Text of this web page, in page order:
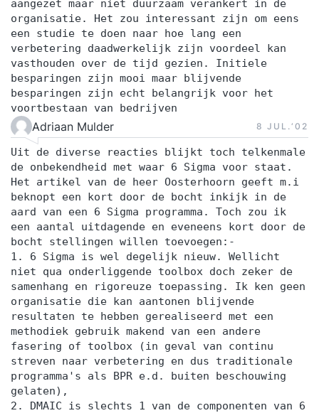
aangezet maar niet duurzaam verankert in de
organisatie. Het zou interessant zijn om eens
een studie te doen naar hoe lang een
verbetering daadwerkelijk zijn voordeel kan
vasthouden over de tijd gezien. Initiele
besparingen zijn mooi maar blijvende
besparingen zijn echt belangrijk voor het
voortbestaan van bedrijven
Adriaan Mulder 8 JUL.‘02
Uit de diverse reacties blijkt toch telkenmale
de onbekendheid met waar 6 Sigma voor staat.
Het artikel van de heer Oosterhoorn geeft m.i
beknopt een kort door de bocht inkijk in de
aard van een 6 Sigma programma. Toch zou ik
een aantal uitdagende en eveneens kort door de
bocht stellingen willen toevoegen:-
1. 6 Sigma is wel degelijk nieuw. Wellicht
niet qua onderliggende toolbox doch zeker de
samenhang en rigoreuze toepassing. Ik ken geen
organisatie die kan aantonen blijvende
resultaten te hebben gerealiseerd met een
methodiek gebruik makend van een andere
fasering of toolbox (in geval van continu
streven naar verbetering en dus traditionale
programma's als BPR e.d. buiten beschouwing
gelaten),
2. DMAIC is slechts 1 van de componenten van 6